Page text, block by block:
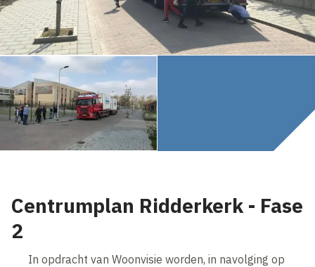
Centrumplan Ridderkerk - Fase
2
In opdracht van Woonvisie worden, in navolging op